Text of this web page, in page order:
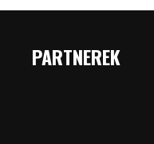
PARTNEREK